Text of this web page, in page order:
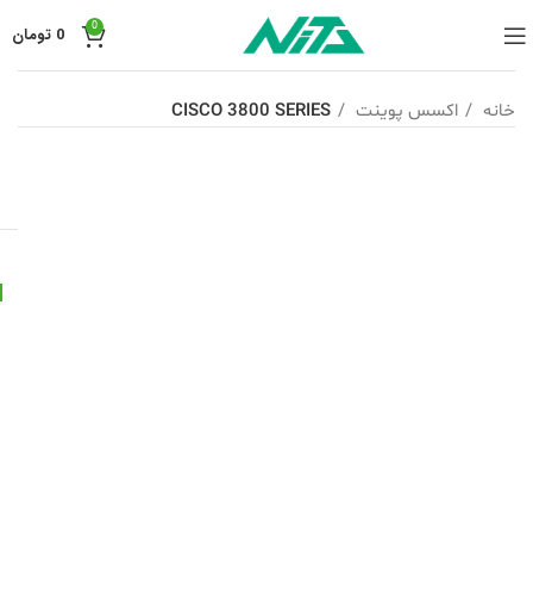
0
0 تومان
خانه اکسس پوینت CISCO 3800 SERIES